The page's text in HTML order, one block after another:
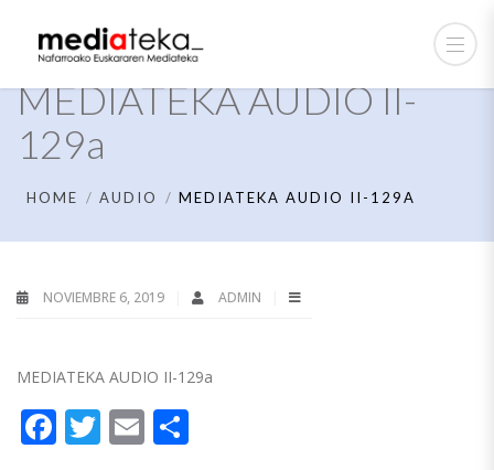
MEDIATEKA AUDIO II-
129a
HOME AUDIO MEDIATEKA AUDIO II-129A
NOVIEMBRE 6, 2019 ADMIN
MEDIATEKA AUDIO II-129a
Facebook
Twitter
Email